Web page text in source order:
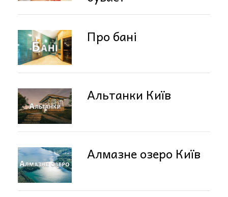
Про бані
Альтанки Київ
Алмазне озеро Київ